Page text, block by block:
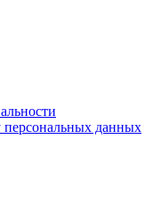
персональных данных